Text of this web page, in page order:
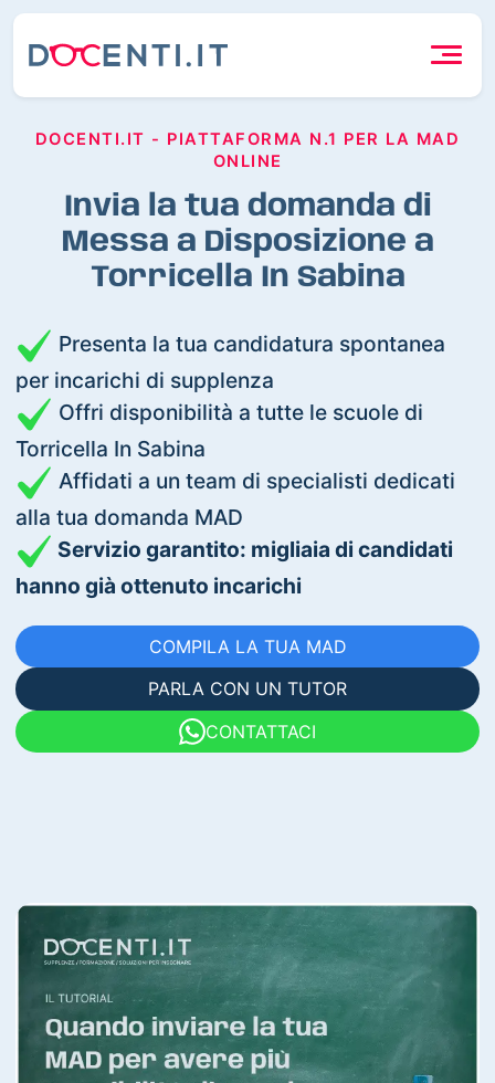
DOCENTI.IT - PIATTAFORMA N.1 PER LA MAD
ONLINE
Invia la tua domanda di
Messa a Disposizione a
Torricella In Sabina
Presenta la tua candidatura spontanea
per incarichi di supplenza
Offri disponibilità a tutte le scuole di
Torricella In Sabina
Affidati a un team di specialisti dedicati
alla tua domanda MAD
Servizio garantito: migliaia di candidati
hanno già ottenuto incarichi
COMPILA LA TUA MAD
PARLA CON UN TUTOR
CONTATTACI